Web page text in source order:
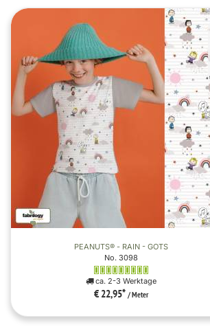
PEANUTS® - RAIN - GOTS
No. 3098
ca. 2-3 Werktage
€ 22,95* / Meter